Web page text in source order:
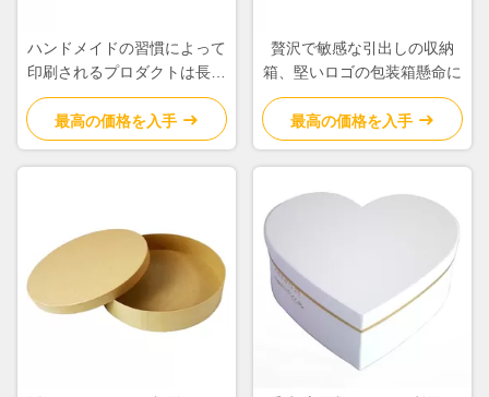
ハンドメイドの習慣によって
印刷されるプロダクトは長方
形の形のサイズ330 * 330 *
195mmを囲みます
最高の価格を入手
贅沢で敏感な引出しの収納
箱、堅いロゴの包装箱懸命に
最高の価格を入手